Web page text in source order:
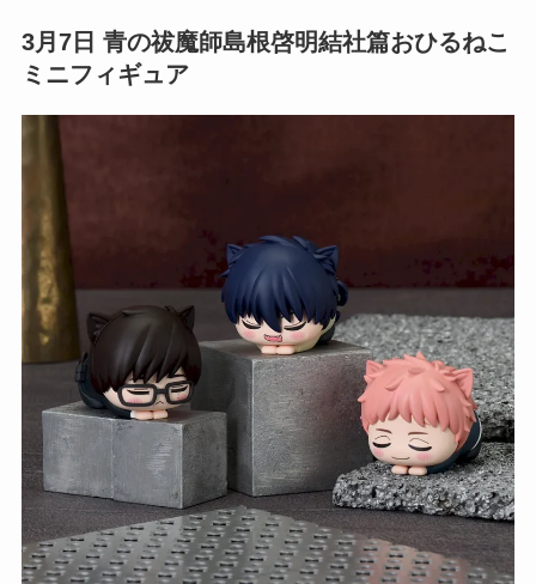
3月7日 青の祓魔師島根啓明結社篇おひるねこ
ミニフィギュア